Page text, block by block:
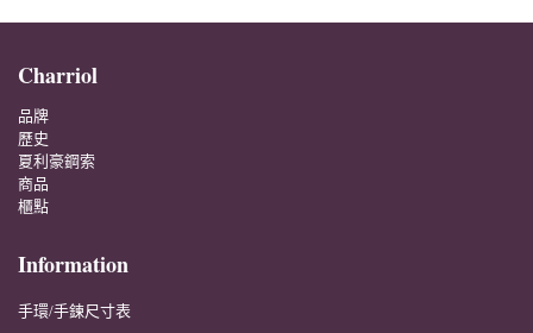
Charriol
品牌
歷史
夏利豪鋼索
商品
櫃點
Information
手環/手鍊尺寸表